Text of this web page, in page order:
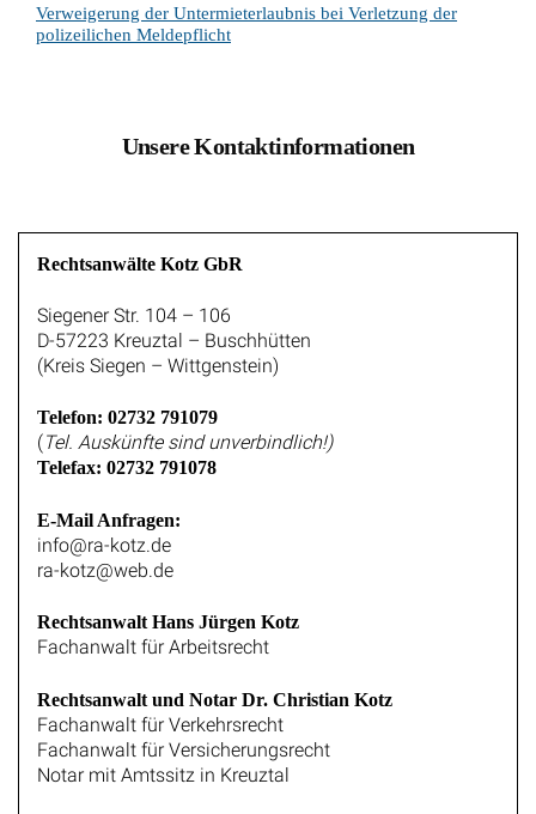
Verweigerung der Untermieterlaubnis bei Verletzung der
polizeilichen Meldepflicht
Unsere Kontaktinformationen
Rechtsanwälte Kotz GbR
Siegener Str. 104 – 106
D-57223 Kreuztal – Buschhütten
(Kreis Siegen – Wittgenstein)
Telefon: 02732 791079
(Tel. Auskünfte sind unverbindlich!)
Telefax: 02732 791078
E-Mail Anfragen:
info@ra-kotz.de
ra-kotz@web.de
Rechtsanwalt Hans Jürgen Kotz
Fachanwalt für Arbeitsrecht
Rechtsanwalt und Notar Dr. Christian Kotz
Fachanwalt für Verkehrsrecht
Fachanwalt für Versicherungsrecht
Notar mit Amtssitz in Kreuztal